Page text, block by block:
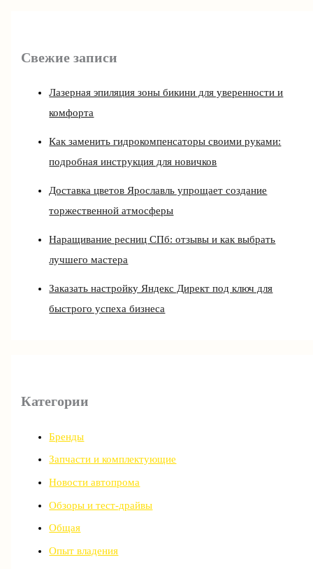
Свежие записи
Лазерная эпиляция зоны бикини для уверенности и
комфорта
Как заменить гидрокомпенсаторы своими руками:
подробная инструкция для новичков
Доставка цветов Ярославль упрощает создание
торжественной атмосферы
Наращивание ресниц СПб: отзывы и как выбрать
лучшего мастера
Заказать настройку Яндекс Директ под ключ для
быстрого успеха бизнеса
Категории
Бренды
Запчасти и комплектующие
Новости автопрома
Обзоры и тест-драйвы
Общая
Опыт владения